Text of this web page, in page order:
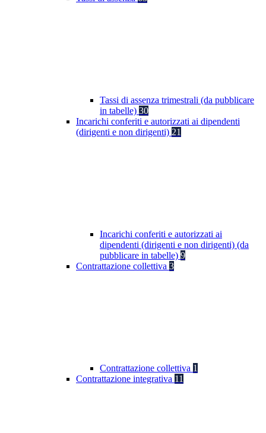
Tassi di assenza trimestrali (da pubblicare
in tabelle) 30
Incarichi conferiti e autorizzati ai dipendenti
(dirigenti e non dirigenti) 21
Incarichi conferiti e autorizzati ai
dipendenti (dirigenti e non dirigenti) (da
pubblicare in tabelle) 9
Contrattazione collettiva 3
Contrattazione collettiva 1
Contrattazione integrativa 11